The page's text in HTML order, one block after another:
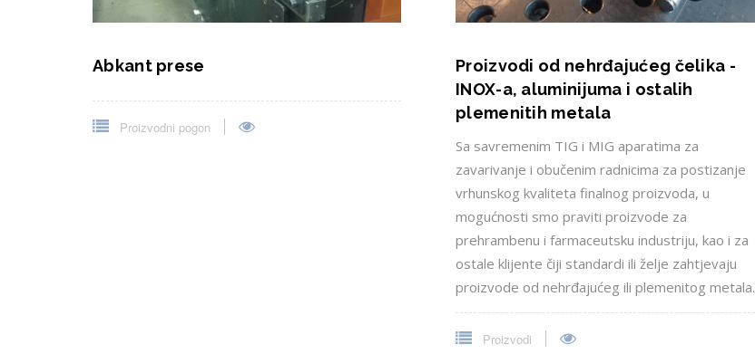
Abkant prese
Proizvodni pogon
Proizvodi od nehrđajućeg čelika -
INOX-a, aluminijuma i ostalih
plemenitih metala
Sa savremenim TIG i MIG aparatima za
zavarivanje i obučenim radnicima za postizanje
vrhunskog kvaliteta finalnog proizvoda, u
mogućnosti smo praviti proizvode za
prehrambenu i farmaceutsku industriju, kao i za
ostale klijente čiji standardi ili želje zahtjevaju
proizvode od nehrđajućeg ili plemenitog metala.
Proizvodi